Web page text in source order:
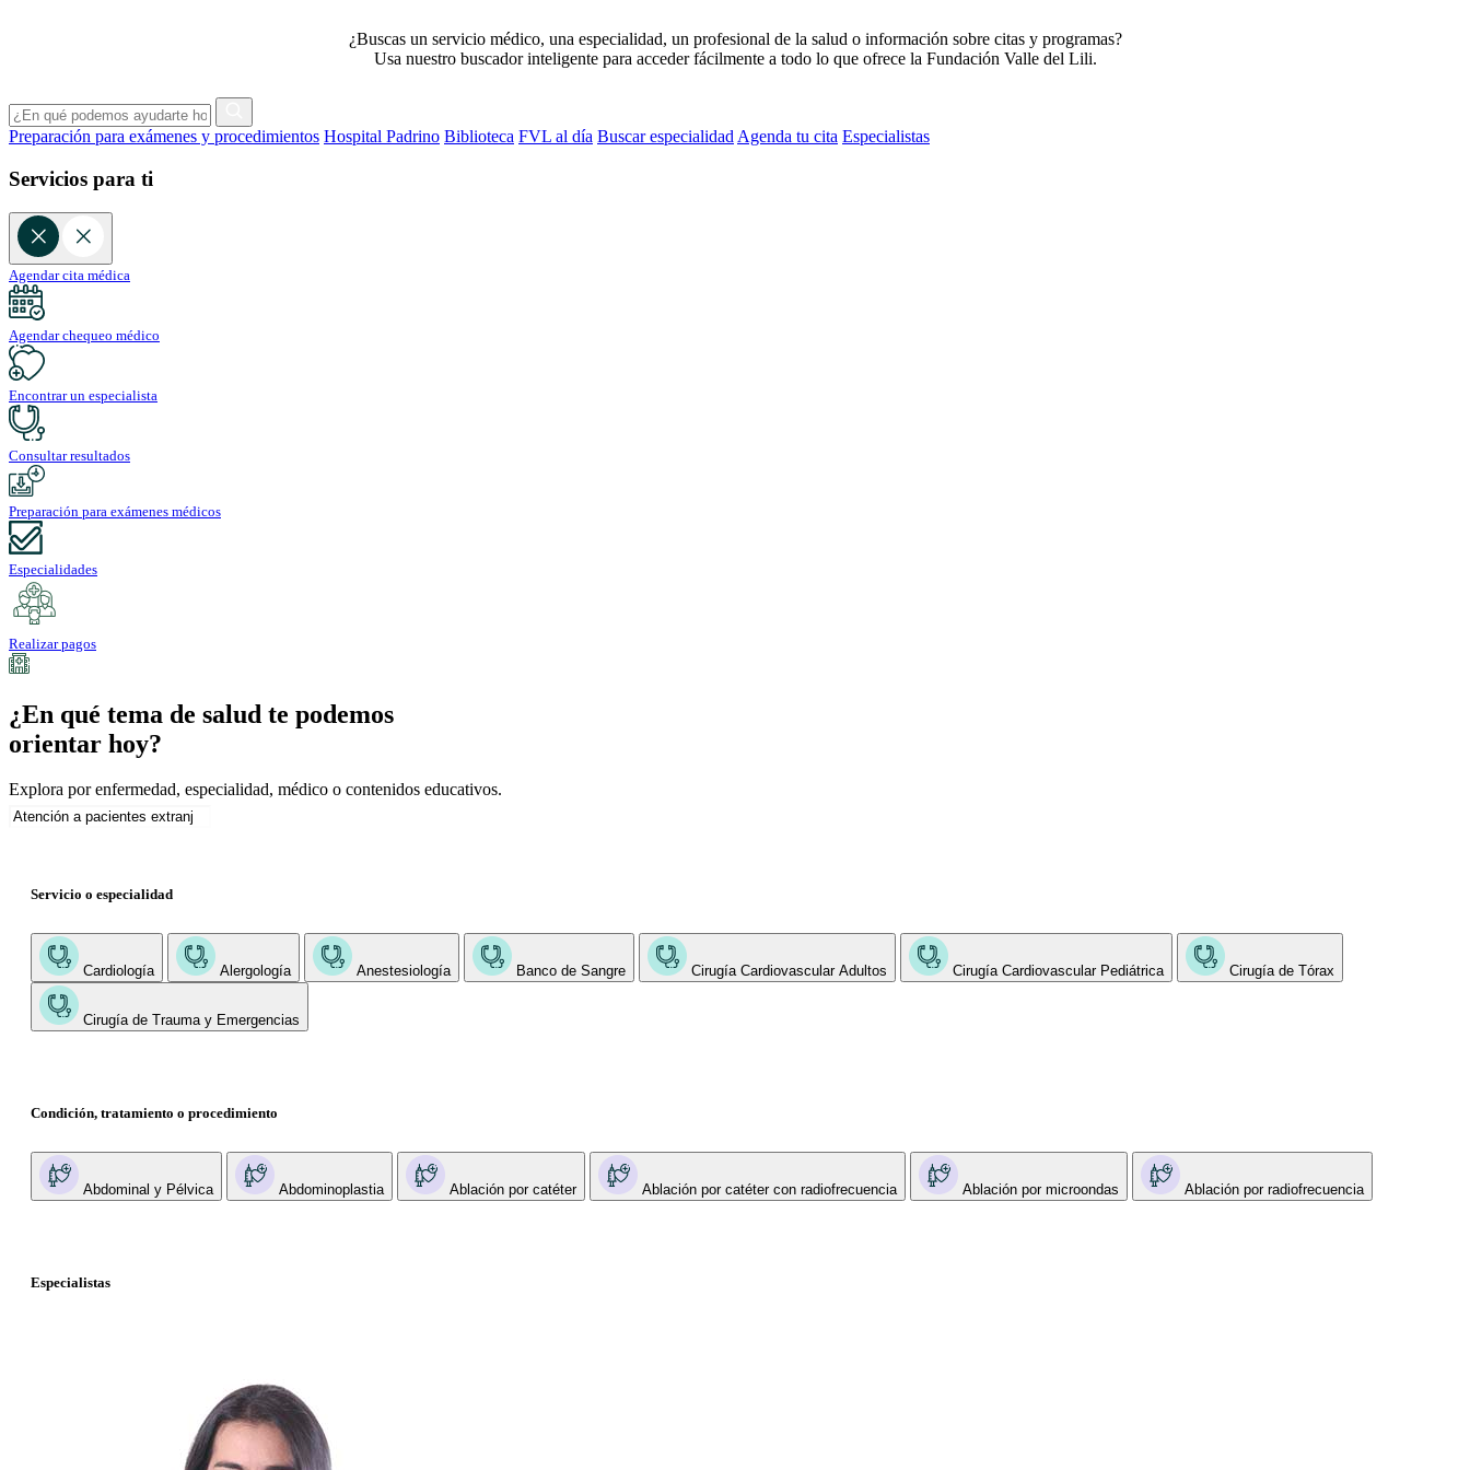
¿Buscas un servicio médico, una especialidad, un profesional de la salud o información sobre citas y programas?
Usa nuestro buscador inteligente para acceder fácilmente a todo lo que ofrece la Fundación Valle del Lili.
Preparación para exámenes y procedimientos Hospital Padrino Biblioteca FVL al día Buscar especialidad Agenda tu cita Especialistas
Servicios para ti
Agendar cita médica
Agendar chequeo médico
Encontrar un especialista
Consultar resultados
Preparación para exámenes médicos
Especialidades
Realizar pagos
¿En qué tema de salud te podemos
orientar hoy?
Explora por enfermedad, especialidad, médico o contenidos educativos.
Servicio o especialidad
Cardiología Alergología Anestesiología Banco de Sangre Cirugía Cardiovascular Adultos Cirugía Cardiovascular Pediátrica Cirugía de Tórax
Cirugía de Trauma y Emergencias
Condición, tratamiento o procedimiento
Abdominal y Pélvica Abdominoplastia Ablación por catéter Ablación por catéter con radiofrecuencia Ablación por microondas Ablación por radiofrecuencia
Especialistas